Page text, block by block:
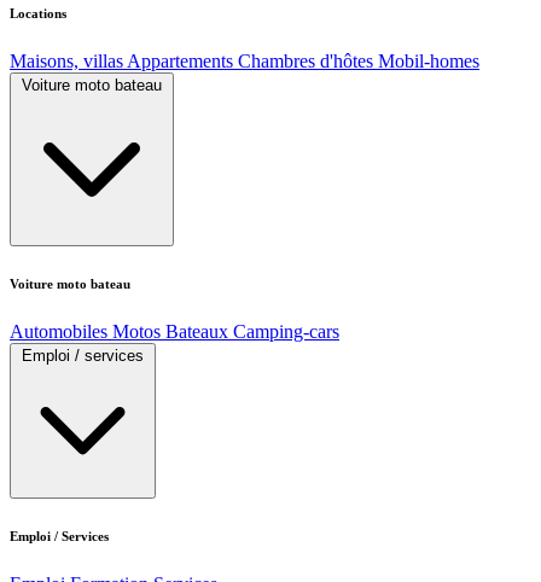
Locations
Maisons, villas Appartements Chambres d'hôtes Mobil-homes
Voiture moto bateau
Voiture moto bateau
Automobiles Motos Bateaux Camping-cars
Emploi / services
Emploi / Services